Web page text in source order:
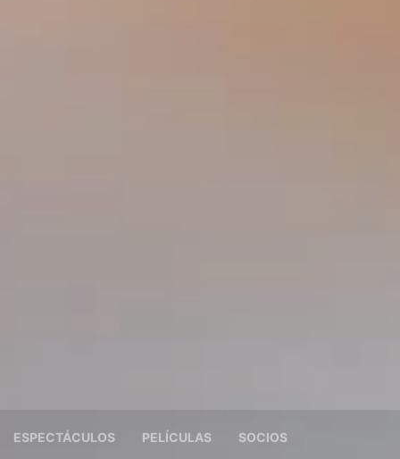
ESPECTÁCULOS PELÍCULAS SOCIOS